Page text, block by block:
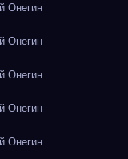
Онегин
Онегин
Онегин
Онегин
Онегин